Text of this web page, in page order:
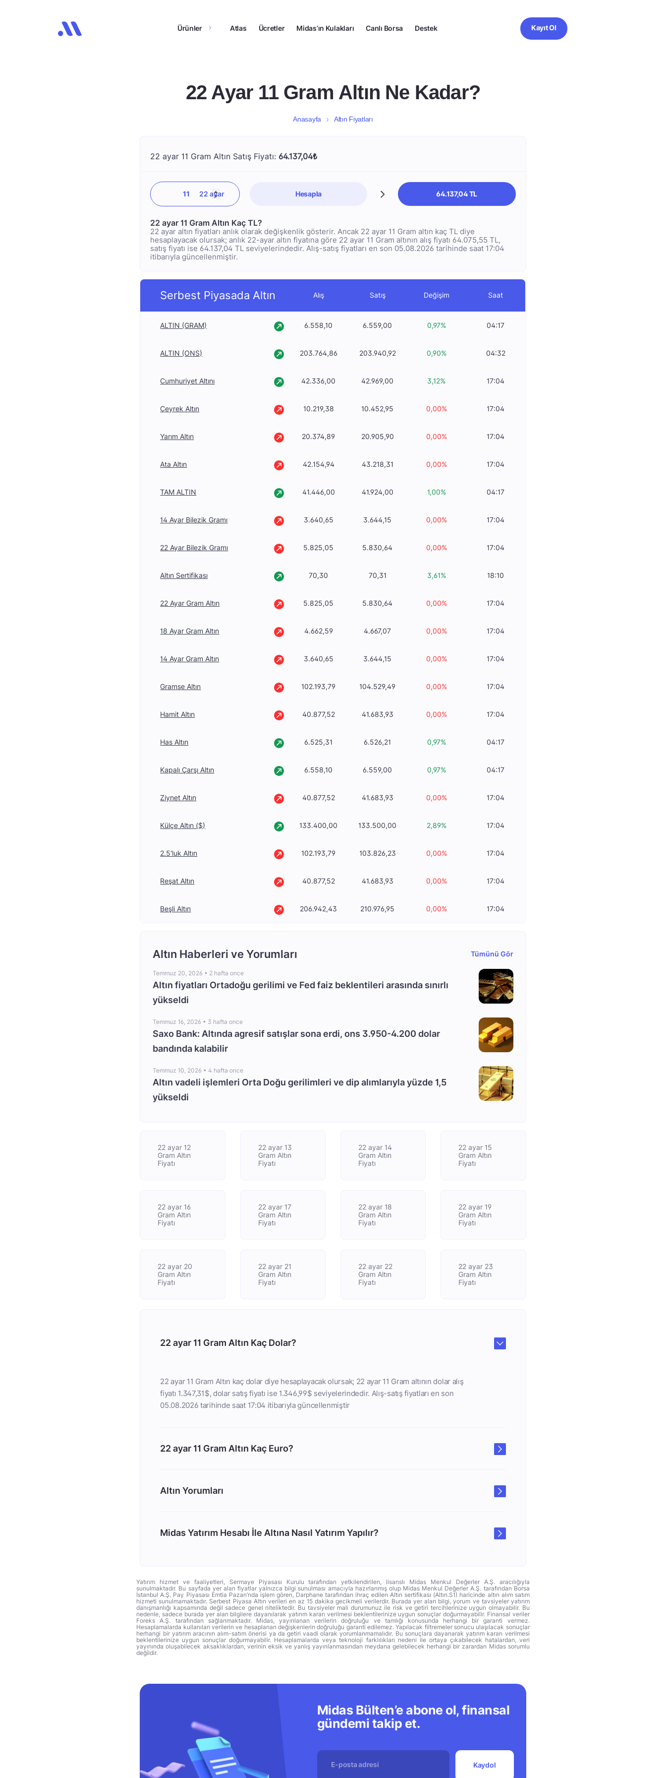
Ürünler Atlas Ücretler Midas’ın Kulakları Canlı Borsa Destek Kayıt Ol
22 Ayar 11 Gram Altın Ne Kadar?
Anasayfa Altın Fiyatları
22 ayar 11 Gram Altın Satış Fiyatı: 64.137,04₺
Hesapla 64.137,04 TL
22 ayar 11 Gram Altın Kaç TL?
22 ayar altın fiyatları anlık olarak değişkenlik gösterir. Ancak 22 ayar 11 Gram altın kaç TL diye
hesaplayacak olursak; anlık 22-ayar altın fiyatına göre 22 ayar 11 Gram altının alış fiyatı 64.075,55 TL,
satış fiyatı ise 64.137,04 TL seviyelerindedir. Alış-satış fiyatları en son 05.08.2026 tarihinde saat 17:04
itibarıyla güncellenmiştir.
Serbest Piyasada Altın Alış Satış Değişim Saat
ALTIN (GRAM) 6.558,10 6.559,00 0,97% 04:17
ALTIN (ONS) 203.764,86 203.940,92 0,90% 04:32
Cumhuriyet Altını 42.336,00 42.969,00 3,12% 17:04
Çeyrek Altın 10.219,38 10.452,95 0,00% 17:04
Yarım Altın 20.374,89 20.905,90 0,00% 17:04
Ata Altın 42.154,94 43.218,31 0,00% 17:04
TAM ALTIN 41.446,00 41.924,00 1,00% 04:17
14 Ayar Bilezik Gramı 3.640,65 3.644,15 0,00% 17:04
22 Ayar Bilezik Gramı 5.825,05 5.830,64 0,00% 17:04
Altın Sertifikası 70,30 70,31 3,61% 18:10
22 Ayar Gram Altın 5.825,05 5.830,64 0,00% 17:04
18 Ayar Gram Altın 4.662,59 4.667,07 0,00% 17:04
14 Ayar Gram Altın 3.640,65 3.644,15 0,00% 17:04
Gramse Altın 102.193,79 104.529,49 0,00% 17:04
Hamit Altın 40.877,52 41.683,93 0,00% 17:04
Has Altın 6.525,31 6.526,21 0,97% 04:17
Kapalı Çarşı Altın 6.558,10 6.559,00 0,97% 04:17
Ziynet Altın 40.877,52 41.683,93 0,00% 17:04
Külçe Altın ($) 133.400,00 133.500,00 2,89% 17:04
2.5'luk Altın 102.193,79 103.826,23 0,00% 17:04
Reşat Altın 40.877,52 41.683,93 0,00% 17:04
Beşli Altın 206.942,43 210.976,95 0,00% 17:04
Altın Haberleri ve Yorumları Tümünü Gör
Temmuz 20, 2026 • 2 hafta once
Altın fiyatları Ortadoğu gerilimi ve Fed faiz beklentileri arasında sınırlı
yükseldi
Temmuz 16, 2026 • 3 hafta once
Saxo Bank: Altında agresif satışlar sona erdi, ons 3.950-4.200 dolar
bandında kalabilir
Temmuz 10, 2026 •4 hafta once
Altın vadeli işlemleri Orta Doğu gerilimleri ve dip alımlarıyla yüzde 1,5
yükseldi
22 ayar 12
Gram Altın
Fiyatı
22 ayar 13
Gram Altın
Fiyatı
22 ayar 14
Gram Altın
Fiyatı
22 ayar 15
Gram Altın
Fiyatı
22 ayar 16
Gram Altın
Fiyatı
22 ayar 17
Gram Altın
Fiyatı
22 ayar 18
Gram Altın
Fiyatı
22 ayar 19
Gram Altın
Fiyatı
22 ayar 20
Gram Altın
Fiyatı
22 ayar 21
Gram Altın
Fiyatı
22 ayar 22
Gram Altın
Fiyatı
22 ayar 23
Gram Altın
Fiyatı
22 ayar 11 Gram Altın Kaç Dolar?
22 ayar 11 Gram Altın kaç dolar diye hesaplayacak olursak; 22 ayar 11 Gram altının dolar alış
fiyatı 1.347,31$, dolar satış fiyatı ise 1.346,99$ seviyelerindedir. Alış-satış fiyatları en son
05.08.2026 tarihinde saat 17:04 itibarıyla güncellenmiştir
22 ayar 11 Gram Altın Kaç Euro?
Altın Yorumları
Midas Yatırım Hesabı İle Altına Nasıl Yatırım Yapılır?
Yatırım hizmet ve faaliyetleri, Sermaye Piyasası Kurulu tarafından yetkilendirilen, lisanslı Midas Menkul Değerler A.Ş. aracılığıyla
sunulmaktadır. Bu sayfada yer alan fiyatlar yalnızca bilgi sunulması amacıyla hazırlanmış olup Midas Menkul Değerler A.Ş. tarafından Borsa
İstanbul A.Ş. Pay Piyasası Emtia Pazarı’nda işlem gören, Darphane tarafından ihraç edilen Altın sertifikası (Altın.S1) haricinde altın alım satım
hizmeti sunulmamaktadır. Serbest Piyasa Altın verileri en az 15 dakika gecikmeli verilerdir. Burada yer alan bilgi, yorum ve tavsiyeler yatırım
danışmanlığı kapsamında değil sadece genel niteliktedir. Bu tavsiyeler mali durumunuz ile risk ve getiri tercihlerinize uygun olmayabilir. Bu
nedenle, sadece burada yer alan bilgilere dayanılarak yatırım kararı verilmesi beklentilerinize uygun sonuçlar doğurmayabilir. Finansal veriler
Foreks A.Ş. tarafından sağlanmaktadır. Midas, yayınlanan verilerin doğruluğu ve tamlığı konusunda herhangi bir garanti vermez.
Hesaplamalarda kullanılan verilerin ve hesaplanan değişkenlerin doğruluğu garanti edilemez. Yapılacak filtremeler sonucu ulaşılacak sonuçlar
herhangi bir yatırım aracının alım-satım önerisi ya da getiri vaadi olarak yorumlanmamalıdır. Bu sonuçlara dayanarak yatırım kararı verilmesi
beklentilerinize uygun sonuçlar doğurmayabilir. Hesaplamalarda veya teknoloji farklılıkları nedeni ile ortaya çıkabilecek hatalardan, veri
yayınında oluşabilecek aksaklıklardan, verinin eksik ve yanlış yayınlanmasından meydana gelebilecek herhangi bir zarardan Midas sorumlu
değildir.
Midas Bülten’e abone ol, finansal
gündemi takip et.
Kaydol